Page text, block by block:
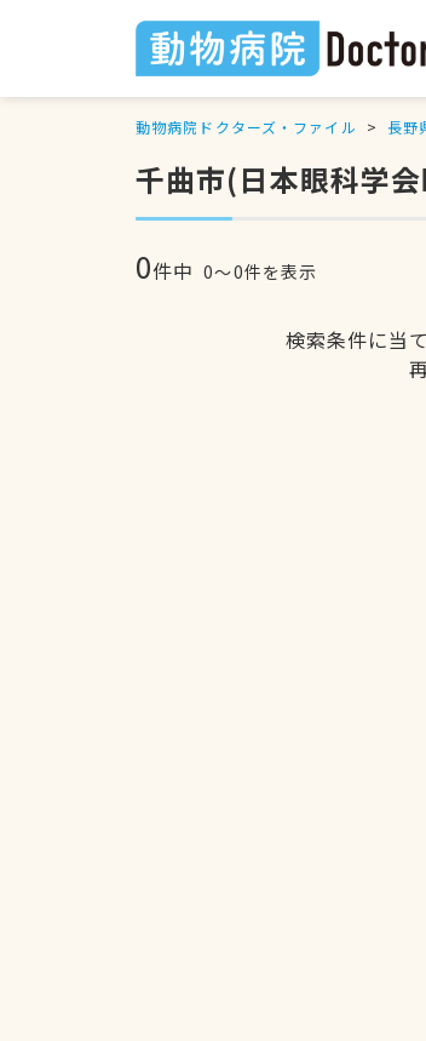
動物病院ドクターズ・ファイル 長野
千曲市(日本眼科学
0件中 0〜0件を表示
検索条件に当